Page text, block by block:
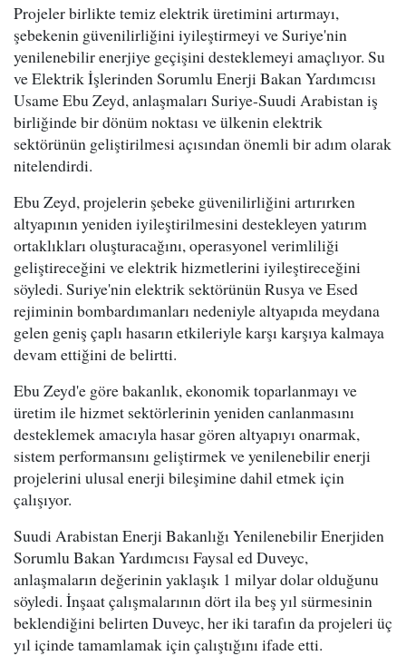
Projeler birlikte temiz elektrik üretimini artırmayı,
şebekenin güvenilirliğini iyileştirmeyi ve Suriye'nin
yenilenebilir enerjiye geçişini desteklemeyi amaçlıyor. Su
ve Elektrik İşlerinden Sorumlu Enerji Bakan Yardımcısı
Usame Ebu Zeyd, anlaşmaları Suriye-Suudi Arabistan iş
birliğinde bir dönüm noktası ve ülkenin elektrik
sektörünün geliştirilmesi açısından önemli bir adım olarak
nitelendirdi.
Ebu Zeyd, projelerin şebeke güvenilirliğini artırırken
altyapının yeniden iyileştirilmesini destekleyen yatırım
ortaklıkları oluşturacağını, operasyonel verimliliği
geliştireceğini ve elektrik hizmetlerini iyileştireceğini
söyledi. Suriye'nin elektrik sektörünün Rusya ve Esed
rejiminin bombardımanları nedeniyle altyapıda meydana
gelen geniş çaplı hasarın etkileriyle karşı karşıya kalmaya
devam ettiğini de belirtti.
Ebu Zeyd'e göre bakanlık, ekonomik toparlanmayı ve
üretim ile hizmet sektörlerinin yeniden canlanmasını
desteklemek amacıyla hasar gören altyapıyı onarmak,
sistem performansını geliştirmek ve yenilenebilir enerji
projelerini ulusal enerji bileşimine dahil etmek için
çalışıyor.
Suudi Arabistan Enerji Bakanlığı Yenilenebilir Enerjiden
Sorumlu Bakan Yardımcısı Faysal ed Duveyc,
anlaşmaların değerinin yaklaşık 1 milyar dolar olduğunu
söyledi. İnşaat çalışmalarının dört ila beş yıl sürmesinin
beklendiğini belirten Duveyc, her iki tarafın da projeleri üç
yıl içinde tamamlamak için çalıştığını ifade etti.